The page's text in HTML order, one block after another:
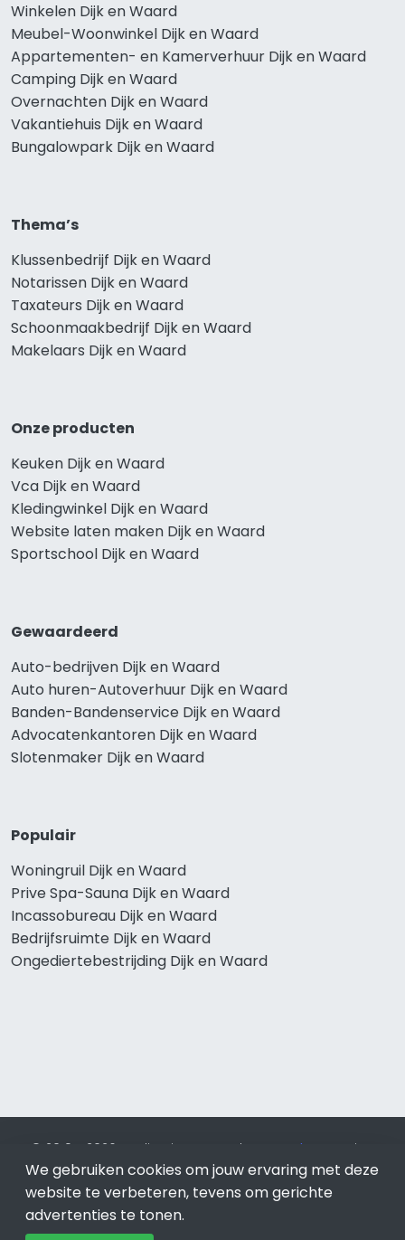
Winkelen Dijk en Waard
Meubel-Woonwinkel Dijk en Waard
Appartementen- en Kamerverhuur Dijk en Waard
Camping Dijk en Waard
Overnachten Dijk en Waard
Vakantiehuis Dijk en Waard
Bungalowpark Dijk en Waard
Thema’s
Klussenbedrijf Dijk en Waard
Notarissen Dijk en Waard
Taxateurs Dijk en Waard
Schoonmaakbedrijf Dijk en Waard
Makelaars Dijk en Waard
Onze producten
Keuken Dijk en Waard
Vca Dijk en Waard
Kledingwinkel Dijk en Waard
Website laten maken Dijk en Waard
Sportschool Dijk en Waard
Gewaardeerd
Auto-bedrijven Dijk en Waard
Auto huren-Autoverhuur Dijk en Waard
Banden-Bandenservice Dijk en Waard
Advocatenkantoren Dijk en Waard
Slotenmaker Dijk en Waard
Populair
Woningruil Dijk en Waard
Prive Spa-Sauna Dijk en Waard
Incassobureau Dijk en Waard
Bedrijfsruimte Dijk en Waard
Ongediertebestrijding Dijk en Waard
© 2019 - 2026 Realisatie en SEO door SEO-bureau
Lion
Internet. Betaal alleen voor bewezen resultaten?SEO
optimalisatie No Cure No Pay.Dijk en Waardis onderdeel
van Lion Internet.
We gebruiken cookies om jouw ervaring met deze
website te verbeteren, tevens om gerichte
advertenties te tonen.